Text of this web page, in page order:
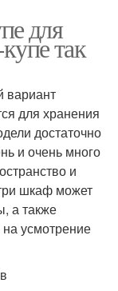
для
так
вариант
для хранения
достаточно
и очень много
и
шкаф может
а также
усмотрение